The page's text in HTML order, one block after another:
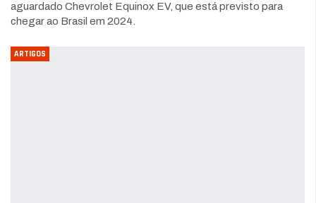
aguardado Chevrolet Equinox EV, que está previsto para
chegar ao Brasil em 2024.
ARTIGOS